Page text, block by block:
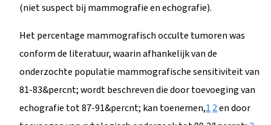
(niet suspect bij mammografie en echografie).
Het percentage mammografisch occulte tumoren was
conform de literatuur, waarin afhankelijk van de
onderzochte populatie mammografische sensitiviteit van
81-83&percnt; wordt beschreven die door toevoeging van
echografie tot 87-91&percnt; kan toenemen,1 2en door